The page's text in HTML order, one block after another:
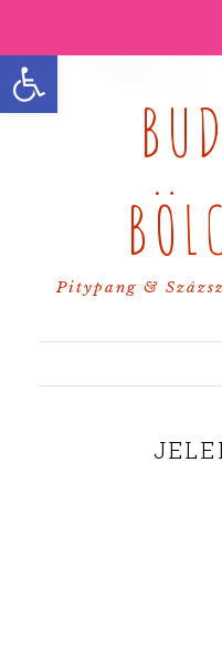
Eszköztár megnyitása
Pitypang &